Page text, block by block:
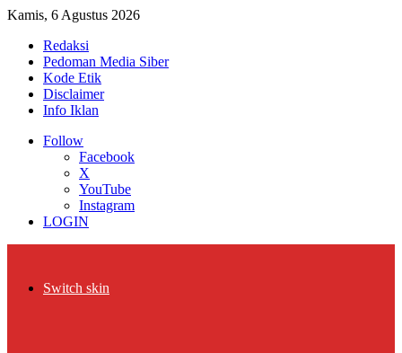
Kamis, 6 Agustus 2026
Redaksi
Pedoman Media Siber
Kode Etik
Disclaimer
Info Iklan
Follow
Facebook
X
YouTube
Instagram
LOGIN
Switch skin